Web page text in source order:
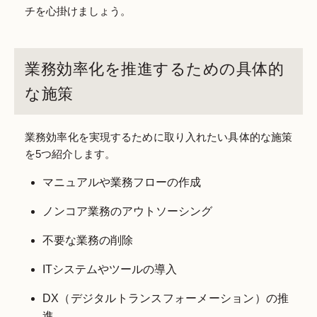
チを心掛けましょう。
業務効率化を推進するための具体的
な施策
業務効率化を実現するために取り入れたい具体的な施策
を5つ紹介します。
マニュアルや業務フローの作成
ノンコア業務のアウトソーシング
不要な業務の削除
ITシステムやツールの導入
DX（デジタルトランスフォーメーション）の推